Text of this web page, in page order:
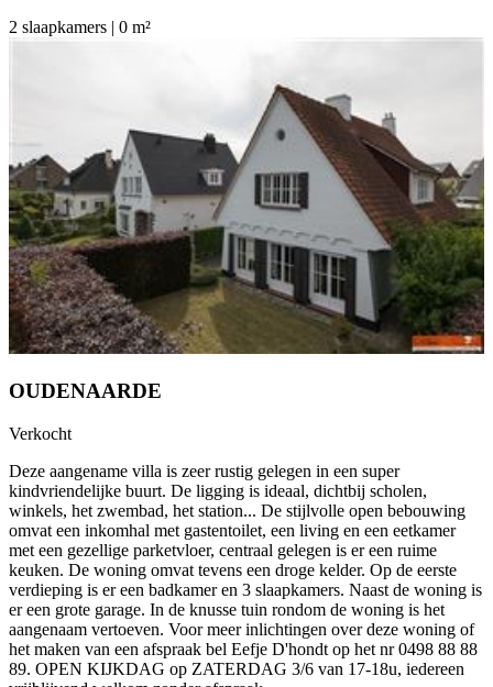
2 slaapkamers | 0 m²
OUDENAARDE
Verkocht
Deze aangename villa is zeer rustig gelegen in een super
kindvriendelijke buurt. De ligging is ideaal, dichtbij scholen,
winkels, het zwembad, het station... De stijlvolle open bebouwing
omvat een inkomhal met gastentoilet, een living en een eetkamer
met een gezellige parketvloer, centraal gelegen is er een ruime
keuken. De woning omvat tevens een droge kelder. Op de eerste
verdieping is er een badkamer en 3 slaapkamers. Naast de woning is
er een grote garage. In de knusse tuin rondom de woning is het
aangenaam vertoeven. Voor meer inlichtingen over deze woning of
het maken van een afspraak bel Eefje D'hondt op het nr 0498 88 88
89. OPEN KIJKDAG op ZATERDAG 3/6 van 17-18u, iedereen